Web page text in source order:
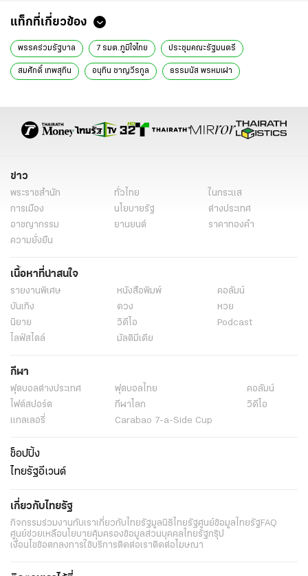
แท็กที่เกี่ยวข้อง
พรรคร่วมรัฐบาล 7 รมต.ภูมิใจไทย ประชุมคณะรัฐมนตรี
สมศักดิ์ เทพสุทิน อนุทิน ชาญวีรกูล ธรรมนัส พรหมเผ่า
ข่าว
พระราชสำนัก ทั่วไทย
ในกระแส
การเมือง
นโยบายรัฐ
ต่างประเทศ
อาชญากรรม
ยานยนต์
ราคาทองคำ
ความยั่งยืน
เนื้อหาที่น่าสนใจ
รายงานพิเศษ หนังสือพิมพ์
คอลัมน์
บันเทิง
ดวง
หวย
นิยาย
วิดีโอ
Podcast
ไลฟ์สไตล์
มัลติมีเดีย
กีฬา
ฟุตบอลต่่างประเทศ ฟุตบอลไทย
คอลัมน์
ไฟต์สปอร์ต
กีฬาโลก
วิดีโอ
แกลเลอรี่
Carabao 7-a-Side Cup
ช็อปปิ้ง
ไทยรัฐอีเวนต์
เกี่ยวกับไทยรัฐ
กิจกรรมร่วมงานกับเราเกี่ยวกับไทยรัฐมูลนิธิไทยรัฐศูนย์ข้อมูลไทยรัฐFAQ
ศูนย์ช่วยเหลือนโยบายคุ้มครองข้อมูลส่วนบุคคลไทยรัฐกรุ๊ป
เงื่อนไขข้อตกลงการใช้บริการติดต่อเราติดต่อโฆษณา